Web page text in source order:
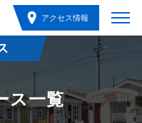
アクセス情報
ス一覧